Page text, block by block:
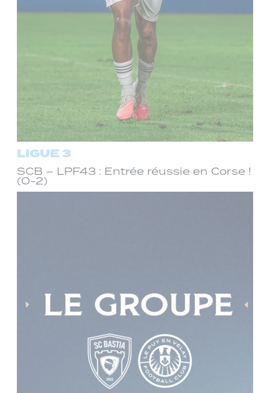
LIGUE 3
SCB – LPF43 : Entrée réussie en Corse !
(0-2)